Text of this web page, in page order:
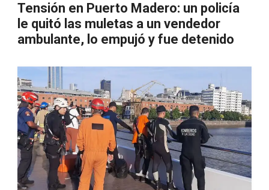
Tensión en Puerto Madero: un policía
le quitó las muletas a un vendedor
ambulante, lo empujó y fue detenido